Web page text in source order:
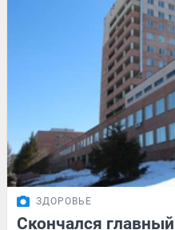
ЗДОРОВЬЕ
Скончался